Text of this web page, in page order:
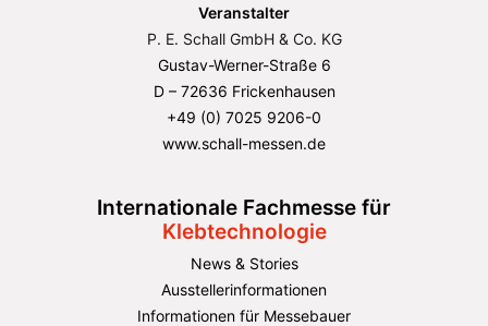
Veranstalter
P. E. Schall GmbH & Co. KG
Gustav-Werner-Straße 6
D – 72636 Frickenhausen
+49 (0) 7025 9206-0
www.schall-messen.de
Internationale Fachmesse für
Klebtechnologie
News & Stories
Ausstellerinformationen
Informationen für Messebauer